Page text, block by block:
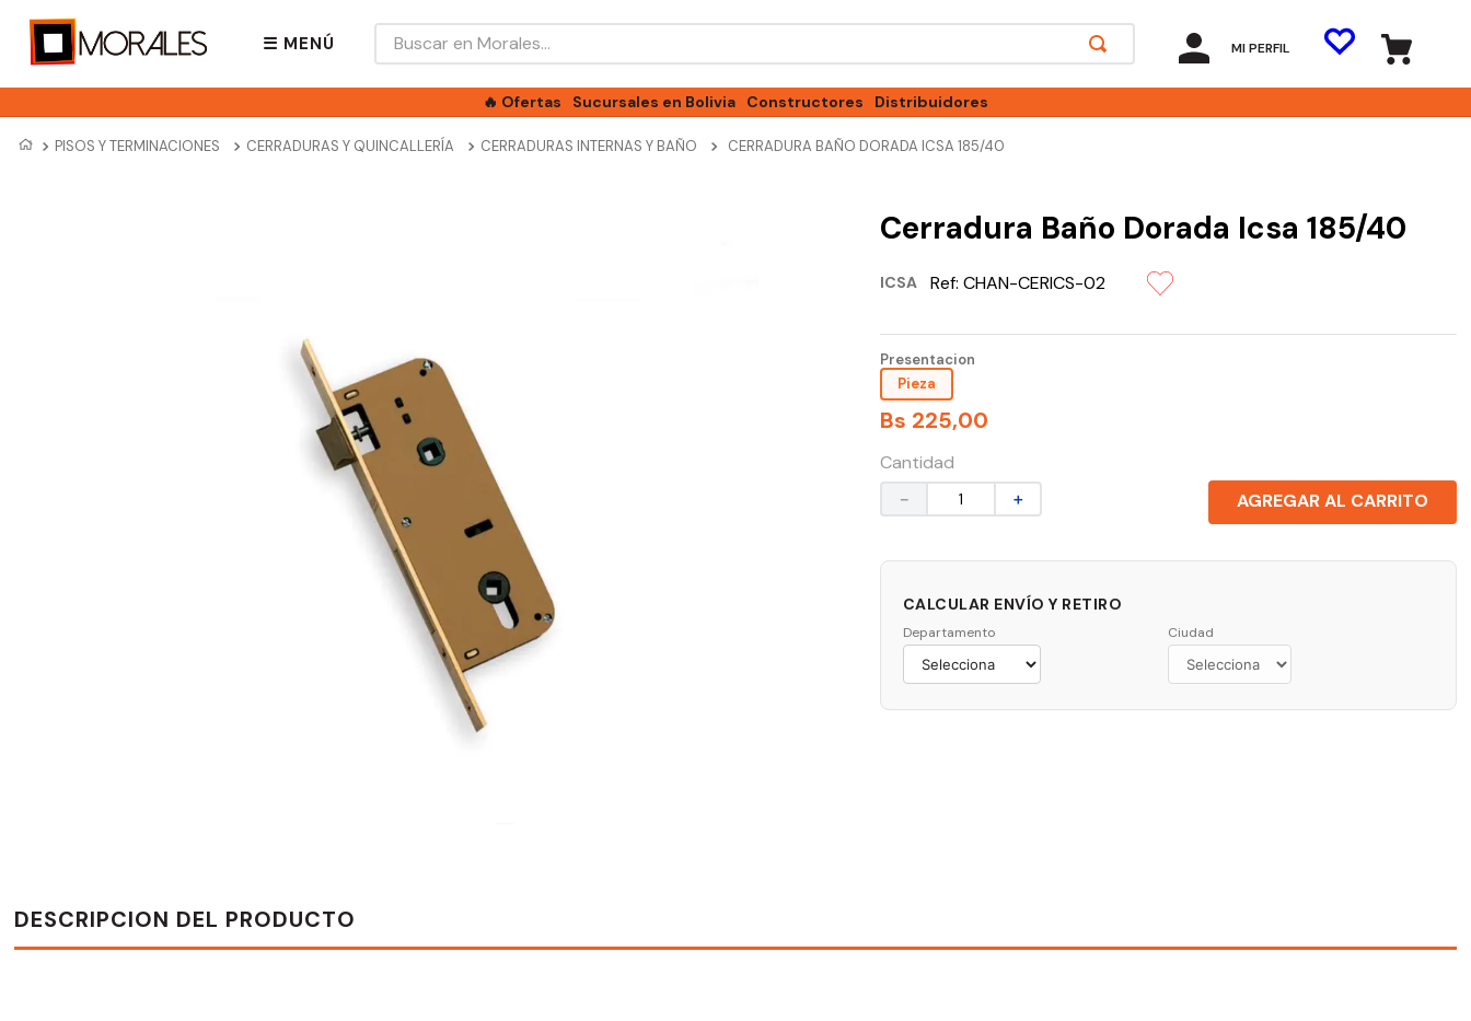
☰ MENÚ
Buscar en Morales...
MI PERFIL
🔥 Ofertas Sucursales en Bolivia Constructores Distribuidores
PISOS Y TERMINACIONES CERRADURAS Y QUINCALLERÍA CERRADURAS INTERNAS Y BAÑO CERRADURA BAÑO DORADA ICSA 185/40
Cerradura Baño Dorada Icsa 185/40
ICSA Ref: CHAN-CERICS-02
Presentacion
Pieza
Bs 225,00
Cantidad
＋
－ AGREGAR AL CARRITO
CALCULAR ENVÍO Y RETIRO
Departamento Ciudad
DESCRIPCION DEL PRODUCTO